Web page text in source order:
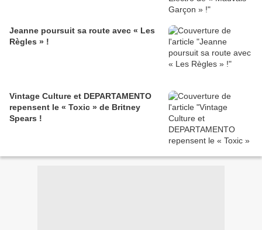
Jeanne poursuit sa route avec « Les
Règles » !
Vintage Culture et DEPARTAMENTO
repensent le « Toxic » de Britney
Spears !